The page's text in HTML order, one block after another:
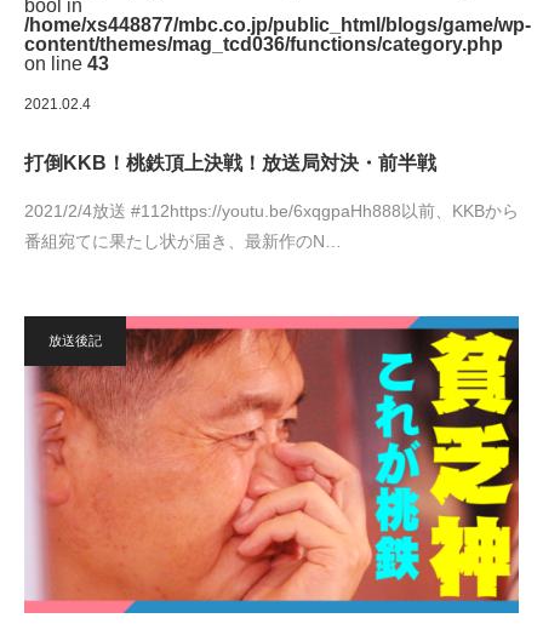
bool in
/home/xs448877/mbc.co.jp/public_html/blogs/game/wp-
content/themes/mag_tcd036/functions/category.php
on line 43
2021.02.4
打倒KKB！桃鉄頂上決戦！放送局対決・前半戦
2021/2/4放送 #112https://youtu.be/6xqgpaHh888以前、KKBから
番組宛てに果たし状が届き、最新作のN…
放送後記